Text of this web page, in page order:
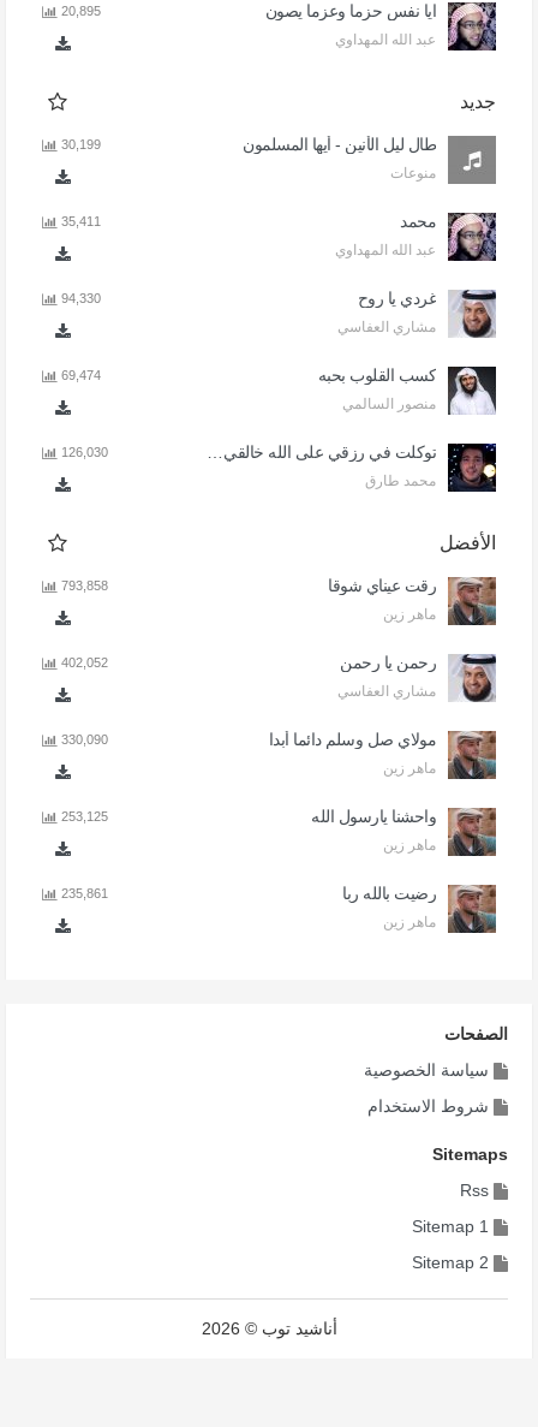
ايا نفس حزما وعزما يصون
عبد الله المهداوي
20,895
جديد
طال ليل الأنين - أيها المسلمون
منوعات
30,199
محمد
عبد الله المهداوي
35,411
غردي يا روح
مشاري العفاسي
94,330
كسب القلوب بحبه
منصور السالمي
69,474
محمد طارق
126,030
الأفضل
رقت عيناي شوقا
ماهر زين
793,858
رحمن يا رحمن
مشاري العفاسي
402,052
مولاي صل وسلم دائما أبدا
ماهر زين
330,090
واحشنا يارسول الله
ماهر زين
253,125
رضيت بالله ربا
ماهر زين
235,861
الصفحات
سياسة الخصوصية
شروط الاستخدام
Sitemaps
Rss
Sitemap 1
Sitemap 2
أناشيد توب © 2026